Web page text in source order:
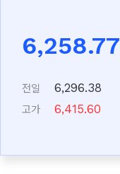
6,258.77
전일 6,296.38
고가 6,415.60